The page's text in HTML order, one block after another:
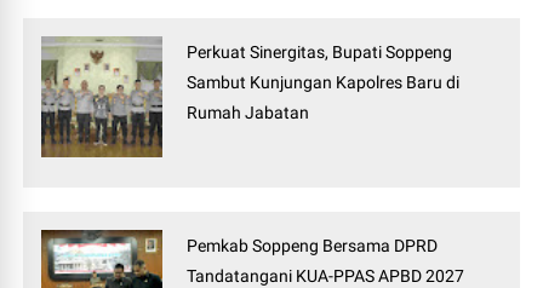
Perkuat Sinergitas, Bupati Soppeng
Sambut Kunjungan Kapolres Baru di
Rumah Jabatan
Pemkab Soppeng Bersama DPRD
Tandatangani KUA-PPAS APBD 2027